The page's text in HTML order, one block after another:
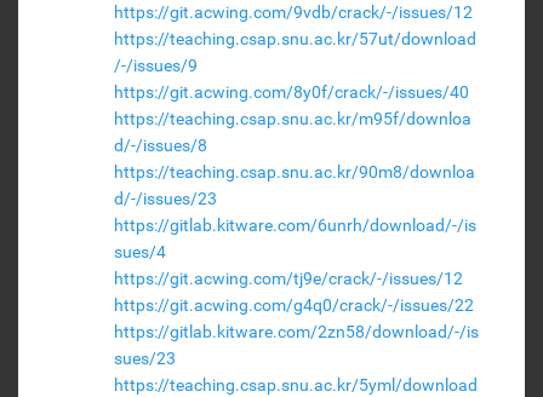
https://git.acwing.com/9vdb/crack/-/issues/12
https://teaching.csap.snu.ac.kr/57ut/download
/-/issues/9
https://git.acwing.com/8y0f/crack/-/issues/40
https://teaching.csap.snu.ac.kr/m95f/downloa
d/-/issues/8
https://teaching.csap.snu.ac.kr/90m8/downloa
d/-/issues/23
https://gitlab.kitware.com/6unrh/download/-/is
sues/4
https://git.acwing.com/tj9e/crack/-/issues/12
https://git.acwing.com/g4q0/crack/-/issues/22
https://gitlab.kitware.com/2zn58/download/-/is
sues/23
https://teaching.csap.snu.ac.kr/5yml/download